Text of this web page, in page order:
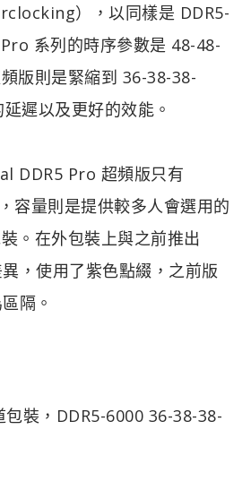
），以同樣是 DDR5-
系列的時序參數是 48-48-
版則是緊縮到 36-38-38-
遲以及更好的效能。
DDR5 Pro 超頻版只有
容量則是提供較多人會選用的
。在外包裝上與之前推出
，使用了紫色點綴，之前版
隔。
包裝，DDR5-6000 36-38-38-